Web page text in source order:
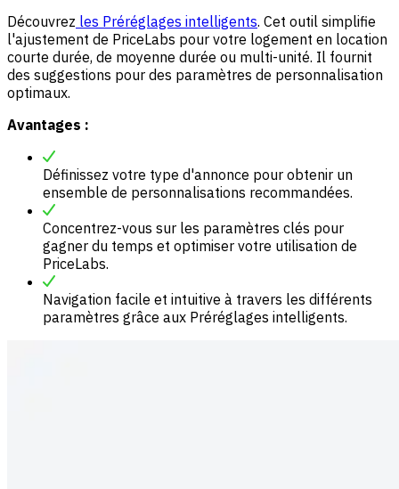
Découvrez les Préréglages intelligents. Cet outil simplifie
l'ajustement de PriceLabs pour votre logement en location
courte durée, de moyenne durée ou multi-unité. Il fournit
des suggestions pour des paramètres de personnalisation
optimaux.
Avantages :
Définissez votre type d'annonce pour obtenir un
ensemble de personnalisations recommandées.
Concentrez-vous sur les paramètres clés pour
gagner du temps et optimiser votre utilisation de
PriceLabs.
Navigation facile et intuitive à travers les différents
paramètres grâce aux Préréglages intelligents.